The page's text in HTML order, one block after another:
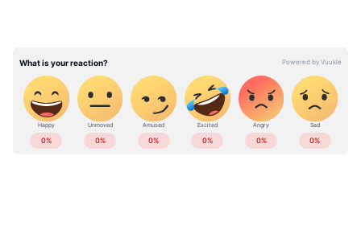
കാൽസ്യം, മഗ്നീഷ്യം, ഇരുമ്പ് എന്നിവയാൽ
സമ്പന്നമായ എള്ള് ഊർജ്ജ നില
വർദ്ധിപ്പിക്കുകയും പ്രതിരോധശേഷി